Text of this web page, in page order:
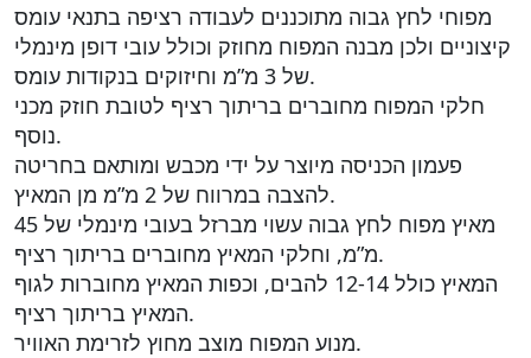
מפוחי לחץ גבוה מתוכננים לעבודה רציפה בתנאי עומס
קיצוניים ולכן מבנה המפוח מחוזק וכולל עובי דופן מינמלי
של 3 מ”מ וחיזוקים בנקודות עומס.
חלקי המפוח מחוברים בריתוך רציף לטובת חוזק מכני
נוסף.
פעמון הכניסה מיוצר על ידי מכבש ומותאם בחריטה
להצבה במרווח של 2 מ”מ מן המאיץ.
מאיץ מפוח לחץ גבוה עשוי מברזל בעובי מינמלי של 45
מ”מ, וחלקי המאיץ מחוברים בריתוך רציף.
המאיץ כולל 12-14 להבים, וכפות המאיץ מחוברות לגוף
המאיץ בריתוך רציף.
מנוע המפוח מוצב מחוץ לזרימת האוויר.